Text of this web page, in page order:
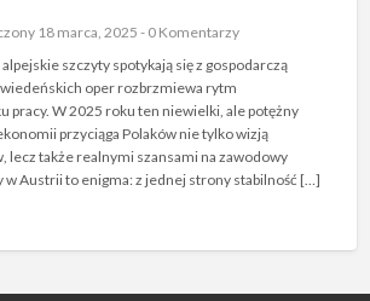
18 marca, 2025 - 0 Komentarzy
szczyty spotykają się z gospodarczą
oper rozbrzmiewa rytm
pracy. W 2025 roku ten niewielki, ale potężny
przyciąga Polaków nie tylko wizją
lecz także realnymi szansami na zawodowy
w Austrii to enigma: z jednej strony stabilność […]